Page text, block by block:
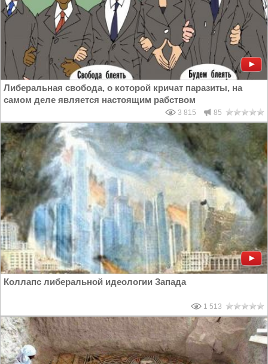
Либеральная свобода, о которой кричат паразиты, на
самом деле является настоящим рабством
3 815 85
Коллапс либеральной идеологии Запада
1 513